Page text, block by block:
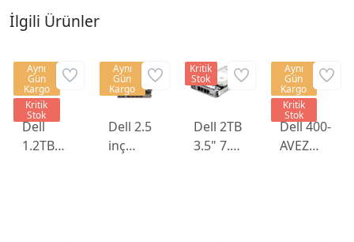
İlgili Ürünler
Dell
1.2TB
Aynı
Gün
Kargo
Kritik
Stok
Dell 2.5
inç
Aynı
Gün
Kargo
Dell 2TB
3.5" 7.2K
Kritik
Stok
Dell 400-
AVEZ
Aynı
Gün
Kargo
Kritik
Stok